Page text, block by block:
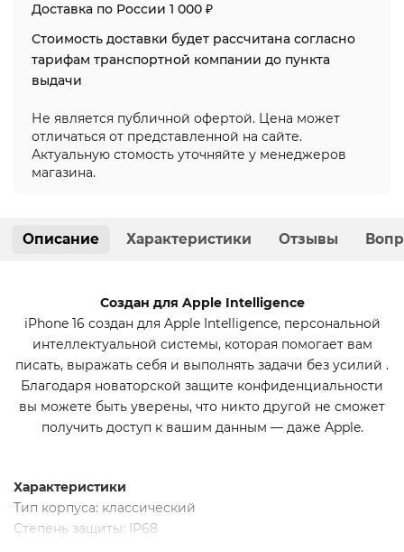
Доставка по России 1 000 ₽
Стоимость доставки будет рассчитана согласно
тарифам транспортной компании до пункта
выдачи
Не является публичной офертой. Цена может
отличаться от представленной на сайте.
Актуальную стомость уточняйте у менеджеров
магазина.
Описание Характеристики Отзывы
Создан для Apple Intelligence
iPhone 16 создан для Apple Intelligence, персональной
интеллектуальной системы, которая помогает вам
писать, выражать себя и выполнять задачи без усилий .
Благодаря новаторской защите конфиденциальности
вы можете быть уверены, что никто другой не сможет
получить доступ к вашим данным — даже Apple.
Характеристики
Тип корпуса: классический
Степень защиты: IP68